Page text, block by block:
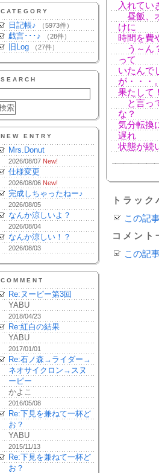
CATEGORY
日記帳♪ （5973件）
戯言･･･♪ （28件）
旧Log （27件）
SEARCH
NEW ENTRY
Mrs.Donut
2026/08/07 New!
仕様変更
2026/08/06 New!
完成しちゃったねー♪
2026/08/05
なんか涼しいよ？
2026/08/04
なんか涼しい！？
2026/08/03
COMMENT
Re:ヌーピー第3回
YABU
2018/04/23
Re:紅白の結果
YABU
2017/01/01
Re:石ノ森→ライダー→
ネオサイクロン→スヌ
ーピー
かよこ
2016/05/08
Re:下見を兼ねて一杯ど
お？
YABU
2015/11/13
Re:下見を兼ねて一杯ど
お？
入れてい
昼飯、
けに
時間を費
う～ん
って
いたんで
が・・・
果たして
と言っ
な？
気分転換
遅れ
状態が続
トラッ
この記
コメント
この記